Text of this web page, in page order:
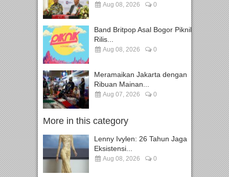
Aug 08, 2026 0
Band Britpop Asal Bogor Piknik
Rilis...
Aug 08, 2026 0
Meramaikan Jakarta dengan
Ribuan Mainan...
Aug 07, 2026 0
More in this category
Lenny Ivylen: 26 Tahun Jaga
Eksistensi...
Aug 08, 2026 0